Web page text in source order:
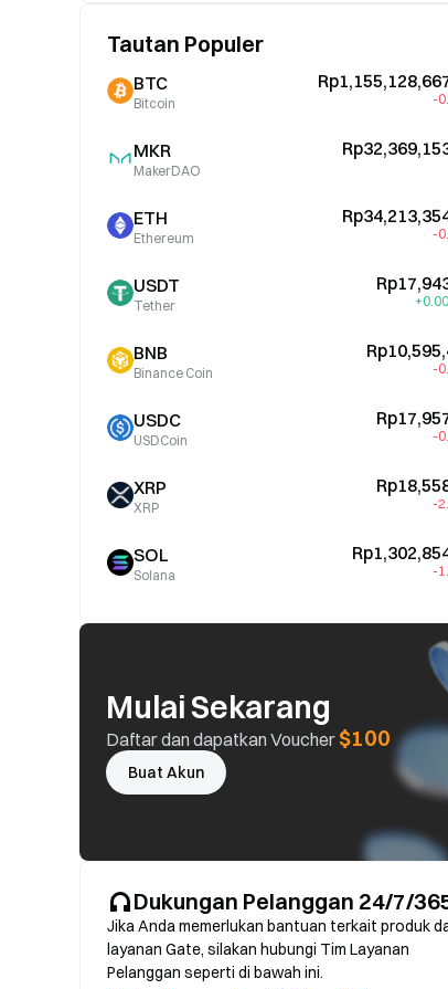
Tautan Populer
BTC
Bitcoin -
MKR
MakerDAO
ETH
Ethereum -
USDT
Tether
BNB
Binance Coin -
USDC
USDCoin -
XRP
XRP -
SOL
Solana -
Mulai Sekarang
Daftar dan dapatkan Voucher$100
Buat Akun
Dukungan Pelanggan 24/7/
Jika Anda memerlukan bantuan terkait produk
layanan Gate, silakan hubungi Tim Layanan
Pelanggan seperti di bawah ini.